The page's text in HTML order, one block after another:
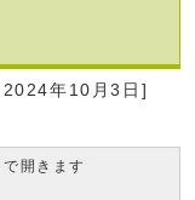
2024年10月3日]
開きます